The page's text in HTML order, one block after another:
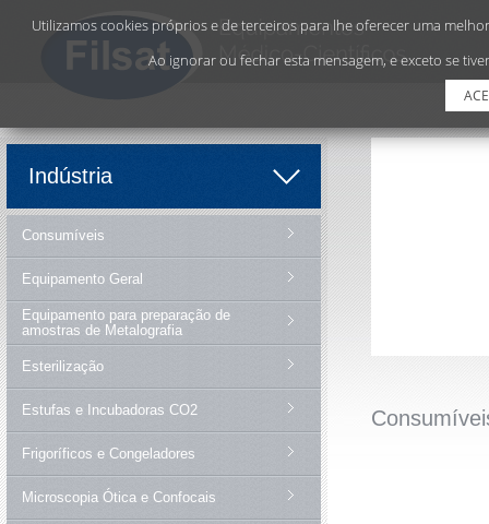
Indústria
Consumíveis
Equipamento Geral
Equipamento para preparação de
amostras de Metalografia
Esterilização
Estufas e Incubadoras CO2
Frigoríficos e Congeladores
Microscopia Ótica e Confocais
Utilizamos cookies próprios e de terceiros para lhe oferecer uma
Ao ignorar ou fechar esta mensagem, e exceto se